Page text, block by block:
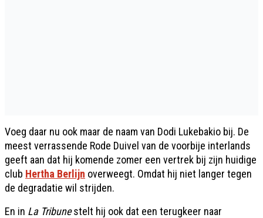
Voeg daar nu ook maar de naam van Dodi Lukebakio bij. De
meest verrassende Rode Duivel van de voorbije interlands
geeft aan dat hij komende zomer een vertrek bij zijn huidige
club Hertha Berlijn overweegt. Omdat hij niet langer tegen
de degradatie wil strijden.
En in La Tribunestelt hij ook dat een terugkeer naar